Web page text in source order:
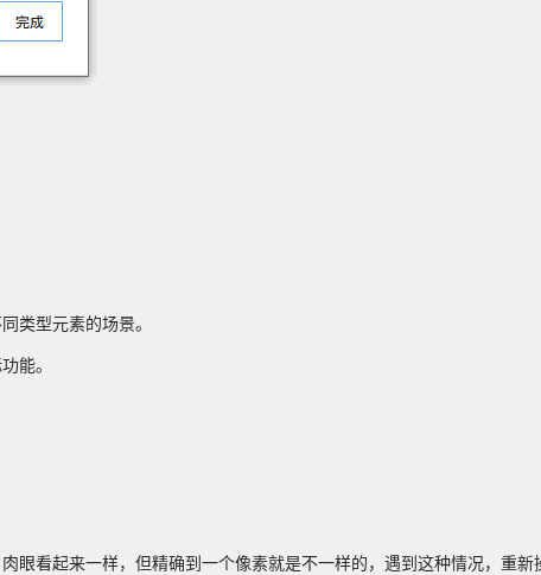
类型元素的场景。
能。
眼看起来一样，但精确到一个像素就是不一样的，遇到这种情况，重新